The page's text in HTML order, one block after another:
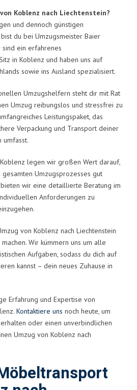
Koblenz nach Liechtenstein?
und dennoch günstigen
du bei Umzugsmeister Baier
sind ein erfahrenes
in Koblenz und haben uns auf
sowie ins Ausland spezialisiert.
Umzugshelfern steht dir mit Rat
Umzug reibungslos und stressfrei zu
Leistungspaket, das
Verpackung und Transport deiner
umfasst.
legen wir großen Wert darauf,
Umzugsprozesses gut
wir eine detaillierte Beratung im
Anforderungen zu
von Koblenz nach Liechtenstein
Wir kümmern uns um alle
Aufgaben, sodass du dich auf
kannst – dein neues Zuhause in
Erfahrung und Expertise von
Kontaktiere uns noch heute, um
oder einen unverbindlichen
Umzug von Koblenz nach